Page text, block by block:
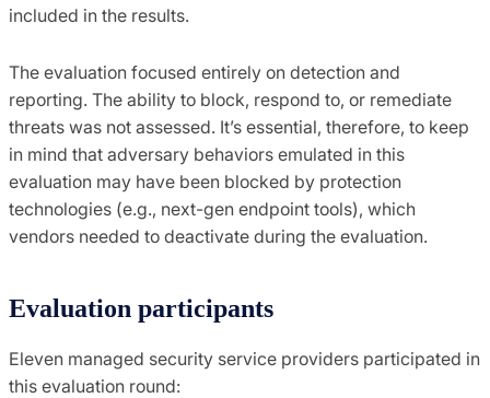
included in the results.
The evaluation focused entirely on detection and
reporting. The ability to block, respond to, or remediate
threats was not assessed. It’s essential, therefore, to keep
in mind that adversary behaviors emulated in this
evaluation may have been blocked by protection
technologies (e.g., next-gen endpoint tools), which
vendors needed to deactivate during the evaluation.
Evaluation participants
Eleven managed security service providers participated in
this evaluation round: